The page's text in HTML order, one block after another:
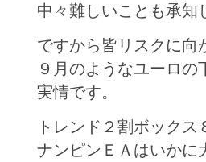
中々難しいことも承知
ですから皆リスクに向
９月のようなユーロ
実情です。
トレンド２割ボック
ナンピンＥＡはいかに